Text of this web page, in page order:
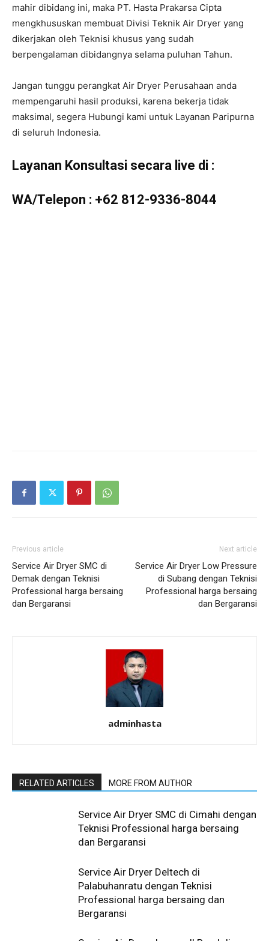
mahir dibidang ini, maka PT. Hasta Prakarsa Cipta
mengkhususkan membuat Divisi Teknik Air Dryer yang
dikerjakan oleh Teknisi khusus yang sudah
berpengalaman dibidangnya selama puluhan Tahun.
Jangan tunggu perangkat Air Dryer Perusahaan anda
mempengaruhi hasil produksi, karena bekerja tidak
maksimal, segera Hubungi kami untuk Layanan Paripurna
di seluruh Indonesia.
Layanan Konsultasi secara live di :
WA/Telepon : +62 812-9336-8044
Previous article
Service Air Dryer SMC di
Demak dengan Teknisi
Professional harga bersaing
dan Bergaransi
Next article
Service Air Dryer Low Pressure
di Subang dengan Teknisi
Professional harga bersaing
dan Bergaransi
adminhasta
RELATED ARTICLES MORE FROM AUTHOR
Service Air Dryer SMC di Cimahi dengan
Teknisi Professional harga bersaing
dan Bergaransi
Service Air Dryer Deltech di
Palabuhanratu dengan Teknisi
Professional harga bersaing dan
Bergaransi